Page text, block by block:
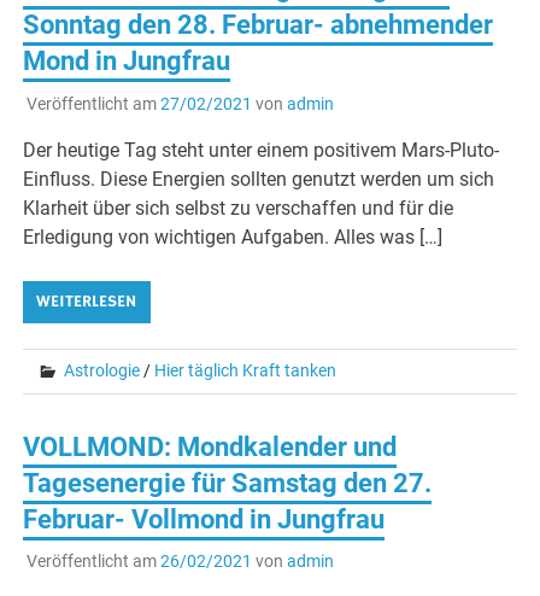
Sonntag den 28. Februar- abnehmender
Mond in Jungfrau
Veröffentlicht am27/02/2021 von admin
Der heutige Tag steht unter einem positivem Mars-Pluto-
Einfluss. Diese Energien sollten genutzt werden um sich
Klarheit über sich selbst zu verschaffen und für die
Erledigung von wichtigen Aufgaben. Alles was […]
WEITERLESEN
Astrologie / Hier täglich Kraft tanken
VOLLMOND: Mondkalender und
Tagesenergie für Samstag den 27.
Februar- Vollmond in Jungfrau
Veröffentlicht am26/02/2021 von admin